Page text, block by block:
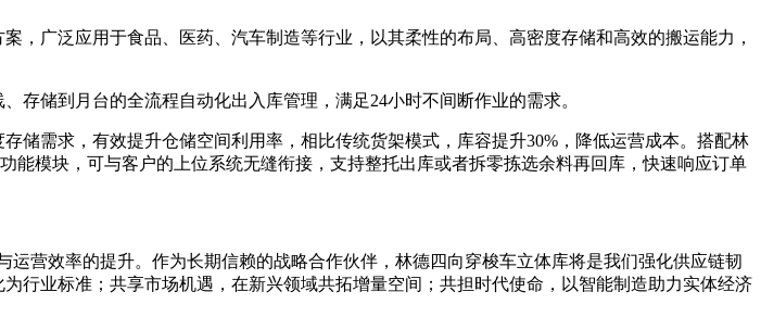
广泛应用于食品、医药、汽车制造等行业，以其柔性的布局、高密度存储和高效的搬运能力，
储到月台的全流程自动化出入库管理，满足24小时不间断作业的需求。
需求，有效提升仓储空间利用率，相比传统货架模式，库容提升30%，降低运营成本。搭配林
模块，可与客户的上位系统无缝衔接，支持整托出库或者拆零拣选余料再回库，快速响应订单
效率的提升。作为长期信赖的战略合作伙伴，林德四向穿梭车立体库将是我们强化供应链韧
行业标准；共享市场机遇，在新兴领域共拓增量空间；共担时代使命，以智能制造助力实体经济